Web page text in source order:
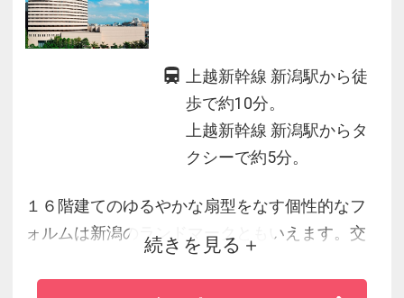
上越新幹線 新潟駅から徒
歩で約10分。
上越新幹線 新潟駅からタ
クシーで約5分。
１６階建てのゆるやかな扇型をなす個性的なフ
ォルムは新潟のランドマークともいえます。交
通網の中心に位置しながら閑寂な雰囲気が味わ
えるシティホテルです。国際会議や各種会合に
続きを見る